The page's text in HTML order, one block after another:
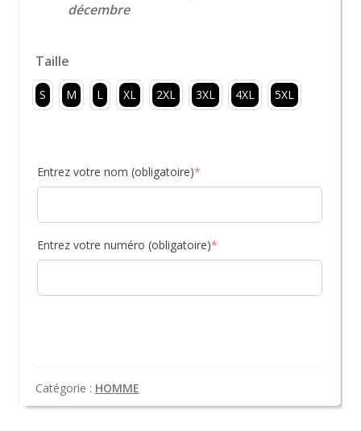
décembre
Taille
S M L XL 2XL 3XL 4XL 5XL
Entrez votre nom (obligatoire)*
Entrez votre numéro (obligatoire)*
Catégorie : HOMME